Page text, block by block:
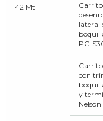
42 Mt
Carrito
lateral
PC-
con
y
Nelson